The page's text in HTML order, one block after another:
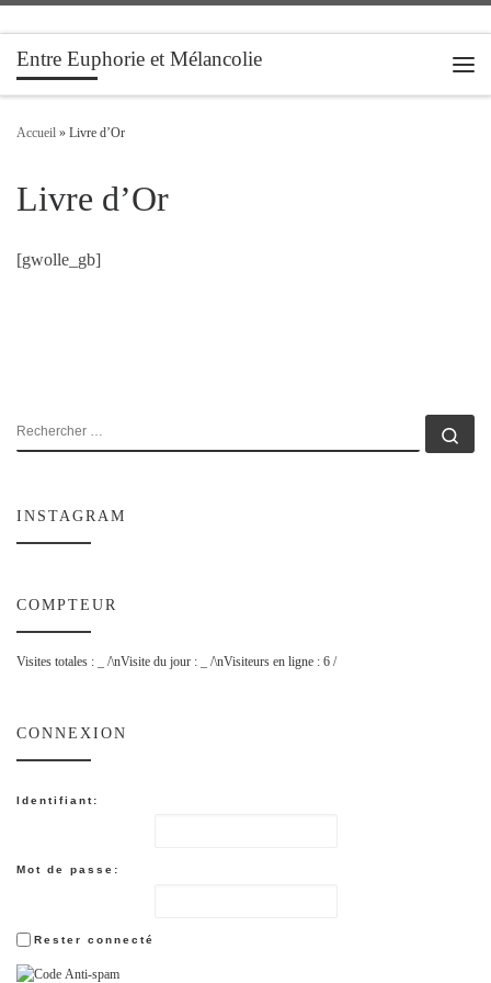
Passer au contenu
Entre Euphorie et Mélancolie
Accueil » Livre d’Or
Livre d’Or
[gwolle_gb]
RECHERCHER
INSTAGRAM
COMPTEUR
Visites totales : /\nVisite du jour : /\nVisiteurs en ligne : 6 /
CONNEXION
Identifiant:
Mot de passe:
Rester connecté